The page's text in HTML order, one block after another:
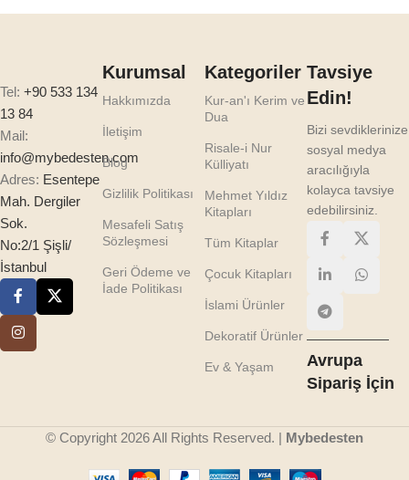
Tel: +90 533 134
13 84
Mail:
info@mybedesten.com
Adres: Esentepe
Mah. Dergiler
Sok.
No:2/1 Şişli/
İstanbul
Kurumsal
Hakkımızda
İletişim
Blog
Gizlilik Politikası
Mesafeli Satış
Sözleşmesi
Geri Ödeme ve
İade Politikası
Kategoriler
Kur-an'ı Kerim ve
Dua
Risale-i Nur
Külliyatı
Mehmet Yıldız
Kitapları
Tüm Kitaplar
Çocuk Kitapları
İslami Ürünler
Dekoratif Ürünler
Ev & Yaşam
Tavsiye
Edin!
Bizi sevdiklerinize
sosyal medya
aracılığıyla
kolayca tavsiye
edebilirsiniz.
Avrupa
Sipariş İçin
© Copyright 2026 All Rights Reserved. | Mybedesten